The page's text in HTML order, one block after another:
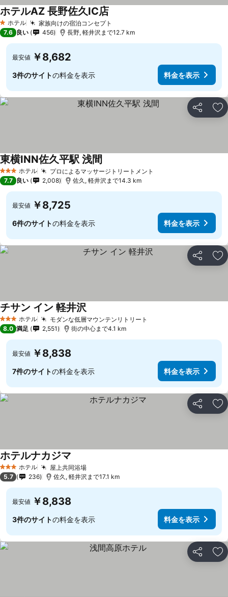
1 ホテルのランク
ホテル 家族向けの宿泊コンセプト
ホテルAZ 長野佐久IC店
7.6 良い 456 長野, 軽井沢まで12.7 km
最安値 ￥8,682
3件のサイトの料金を表示 料金を表示
シェア お
3 ホテルのランク
ホテル プロによるマッサージトリートメント
東横INN佐久平駅 浅間料金を表示
7.7 良い 2,008 佐久, 軽井沢まで14.3 km
最安値 ￥8,725
6件のサイトの料金を表示 料金を表示
シェア お
3 ホテルのランク
ホテル モダンな低層マウンテンリトリート
チサン イン 軽井沢料金を表示
8.0 満足 2,551 街の中心まで4.1 km
最安値 ￥8,838
7件のサイトの料金を表示 料金を表示
シェア お
3 ホテルのランク
ホテル 屋上共同浴場料金を表示
ホテルナカジマ
5.7 236 佐久, 軽井沢まで17.1 km
最安値 ￥8,838
3件のサイトの料金を表示 料金を表示
シェア お